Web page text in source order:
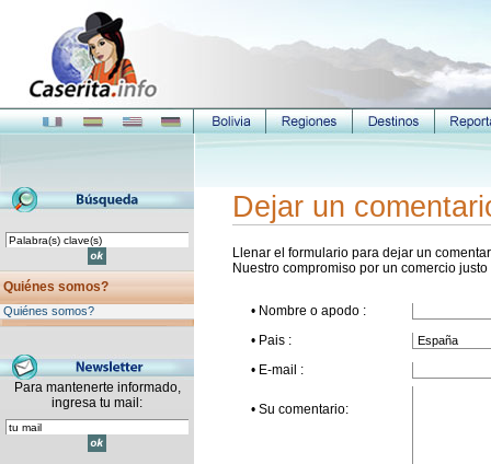
Quiénes somos?
Quiénes somos?
Para mantenerte informado,
ingresa tu mail:
Dejar un
Llenar el formulario para dejar un
Nuestro compromiso por un comercio justo
• Nombre o apodo :
• Pais :
• E-mail :
• Su comentario: